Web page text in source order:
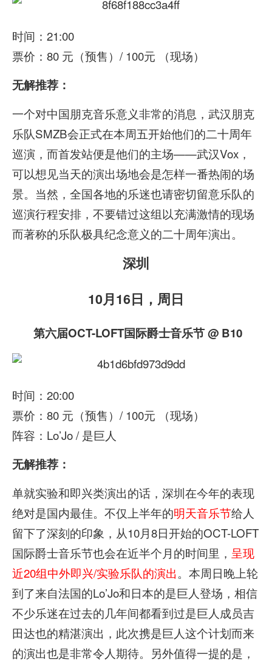
时间：21:00
票价：80 元（预售）/ 100元 （现场）
无解推荐：
一个对中国朋克音乐意义非常的消息，武汉朋克
乐队SMZB会正式在本周五开始他们的二十周年
巡演，而首发站便是他们的主场——武汉Vox，
可以想见当天的演出场地会是怎样一番热闹的场
景。当然，全国各地的乐迷也请密切留意乐队的
巡演行程安排，不要错过这组以充满激情的现场
而著称的乐队极具纪念意义的二十周年演出。
深圳
10月16日，周日
第六届OCT-LOFT国际爵士音乐节 @ B10
时间：20:00
票价：80 元（预售）/ 100元 （现场）
阵容：Lo’Jo / 是巨人
无解推荐：
单就实验和即兴类演出的话，深圳在今年的表现
绝对是国内最佳。不仅上半年的明天音乐节给人
留下了深刻的印象，从10月8日开始的OCT-LOFT
国际爵士音乐节也会在近半个月的时间里， 呈现
近20组中外即兴/实验乐队的演出。本周日晚上轮
到了来自法国的Lo’Jo和日本的是巨人登场，相信
不少乐迷在过去的几年间都看到过是巨人成员吉
田达也的精湛演出，此次携是巨人这个计划而来
的演出也是非常令人期待。另外值得一提的是，